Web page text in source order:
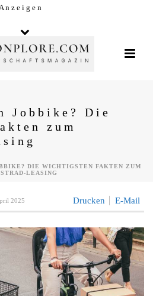
n z e i g e n
Jobbike? Die
zum
DIE WICHTIGSTEN FAKTEN ZUM
LEASING
Drucken E-Mail
2025